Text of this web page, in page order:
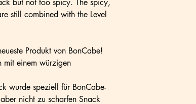
but not too spicy. The spicy,
still combined with the Level
Produkt von BonCabe!
mit einem würzigen
wurde speziell für BonCabe-
nicht zu scharfen Snack